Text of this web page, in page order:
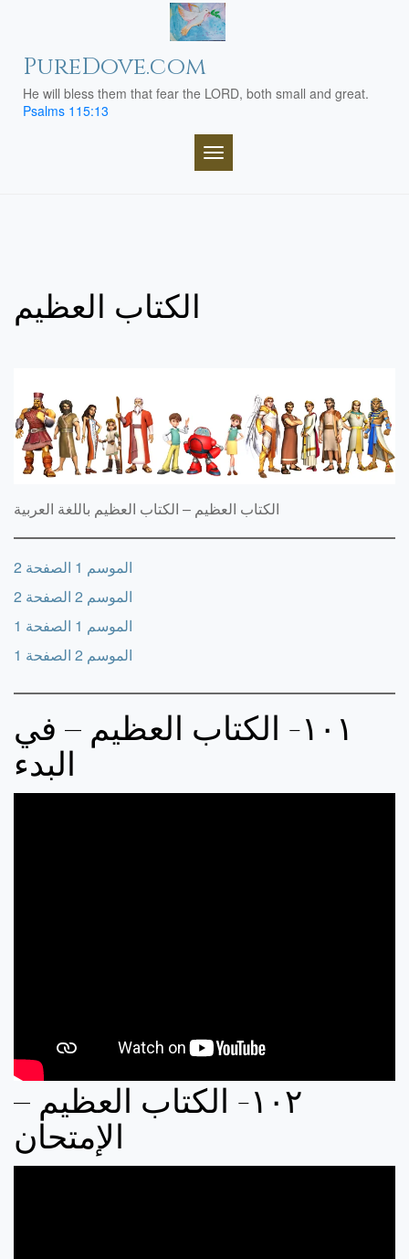
PureDove.com
He will bless them that fear the LORD, both small and great.
Psalms 115:13
TOGGLE NAVIGATION
الكتاب العظيم
الكتاب العظيم – الكتاب العظيم باللغة العربية
الموسم 1 الصفحة
2
الموسم 2 الصفحة
2
الموسم 1 الصفحة
1
الموسم 2 الصفحة
1
‏١‏‏٠‏‏١‏- الكتاب العظيم – في
البدء
‏٢‏‏٠‏‏١‏- الكتاب العظيم –
الإمتحان